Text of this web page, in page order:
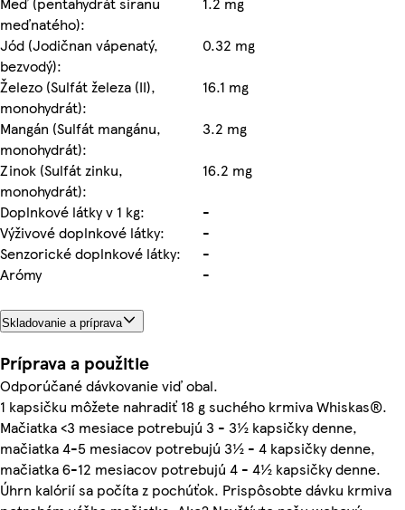
meďnatého):
Jód (Jodičnan vápenatý,
bezvodý):
0.32 mg
Železo (Sulfát železa (II),
monohydrát):
16.1 mg
Mangán (Sulfát mangánu,
monohydrát):
3.2 mg
Zinok (Sulfát zinku,
monohydrát):
16.2 mg
Doplnkové látky v 1 kg:
-
Výživové doplnkové látky:
-
Senzorické doplnkové látky:
-
Arómy
-
Skladovanie a príprava
Príprava a použitie
Odporúčané dávkovanie viď obal.
1 kapsičku môžete nahradiť 18 g suchého krmiva Whiskas®.
Mačiatka <3 mesiace potrebujú 3 - 3½ kapsičky denne,
mačiatka 4-5 mesiacov potrebujú 3½ - 4 kapsičky denne,
mačiatka 6-12 mesiacov potrebujú 4 - 4½ kapsičky denne.
Úhrn kalórií sa počíta z pochúťok. Prispôsobte dávku krmiva